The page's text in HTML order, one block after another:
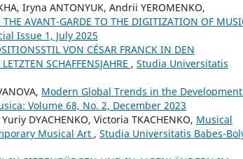
Iryna ANTONYUK, Andrii YEROMENKO,
AVANT-GARDE TO THE DIGITIZATION OF
Issue 1, July 2025
VON CÉSAR FRANCK IN DEN
SCHAFFENSJAHRE , Studia Universitatis
Modern Global Trends in the
Volume 68, No. 2, December 2023
DYACHENKO, Victoria TKACHENKO, Musical
Musical Art , Studia Universitatis Babes-